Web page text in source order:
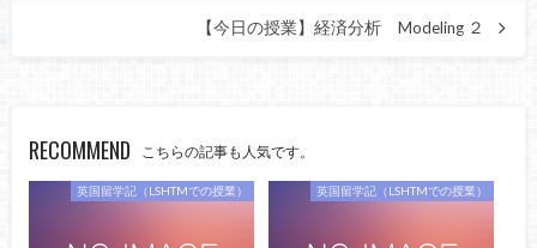
【今日の授業】経済分析 Modeling ２
RECOMMEND こちらの記事も人気です。
英国留学記（LSHTMでの授業） 英国留学記（LSHTMでの授業）